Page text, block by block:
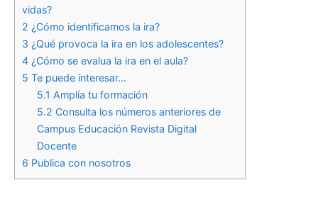
vidas?
2 ¿Cómo identificamos la ira?
3 ¿Qué provoca la ira en los adolescentes?
4 ¿Cómo se evalua la ira en el aula?
5 Te puede interesar…
5.1 Amplía tu formación
5.2 Consulta los números anteriores de
Campus Educación Revista Digital
Docente
6 Publica con nosotros